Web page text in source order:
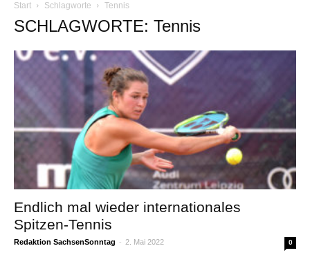
Start Schlagworte Tennis
SCHLAGWORTE: Tennis
Endlich mal wieder internationales
Spitzen-Tennis
Redaktion SachsenSonntag - 2. Mai 2022 0